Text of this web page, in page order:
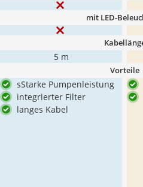
mit LED-
5 m
Vorteile
sStarke Pumpenleistung
integrierter Filter
langes Kabel